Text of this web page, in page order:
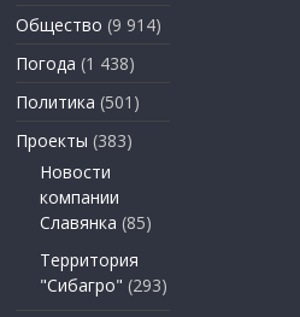
Общество (9 914)
Погода (1 438)
Политика (501)
Проекты (383)
Новости
компании
Славянка (85)
Территория
"Сибагро" (293)